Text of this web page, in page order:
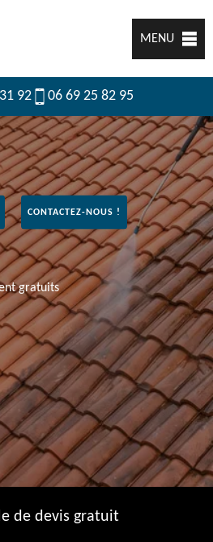
MENU
92 06 69 25 82 95
CONTACTEZ-NOUS !
gratuits
de devis gratuit